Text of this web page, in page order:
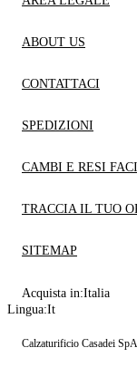
ABOUT US
CONTATTACI
SPEDIZIONI
CAMBI E RESI
TRACCIA IL TUO
SITEMAP
Acquista in:Italia
Lingua:It
Calzaturificio Casadei